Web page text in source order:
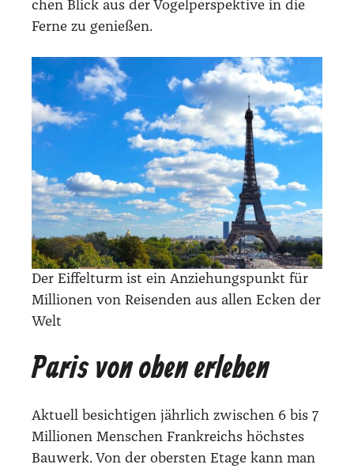
chen Blick aus der Vogel­per­spek­ti­ve in die
Fer­ne zu genie­ßen.
Der Eif­fel­turm ist ein Anzie­hungs­punkt für
Mil­lio­nen von Rei­sen­den aus allen Ecken der
Welt
Paris von oben erleben
Aktu­ell besich­ti­gen jähr­lich zwi­schen 6 bis 7
Mil­lio­nen Men­schen Frank­reichs höchs­tes
Bau­werk. Von der obers­ten Eta­ge kann man